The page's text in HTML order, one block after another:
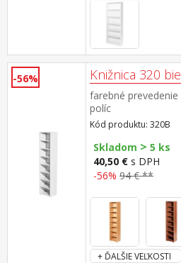
-56% Knižnica 320
farebné
políc
Kód produktu: 320B
Skladom > 5 ks
40,50 € s DPH
-56% 94 € **
+ ĎALŠIE VEĽKOSTI